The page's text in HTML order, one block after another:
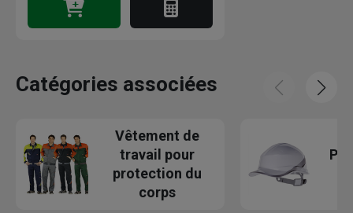
Catégories associées
Vêtement de
travail pour
protection du
corps